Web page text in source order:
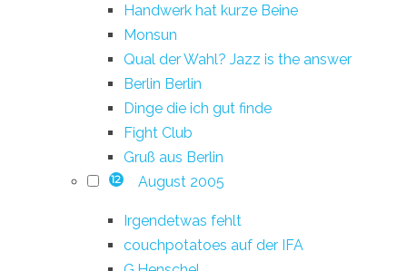
Handwerk hat kurze Beine
Monsun
Qual der Wahl? Jazz is the answer
Berlin Berlin
Dinge die ich gut finde
Fight Club
Gruß aus Berlin
12 August 2005
Irgendetwas fehlt
couchpotatoes auf der IFA